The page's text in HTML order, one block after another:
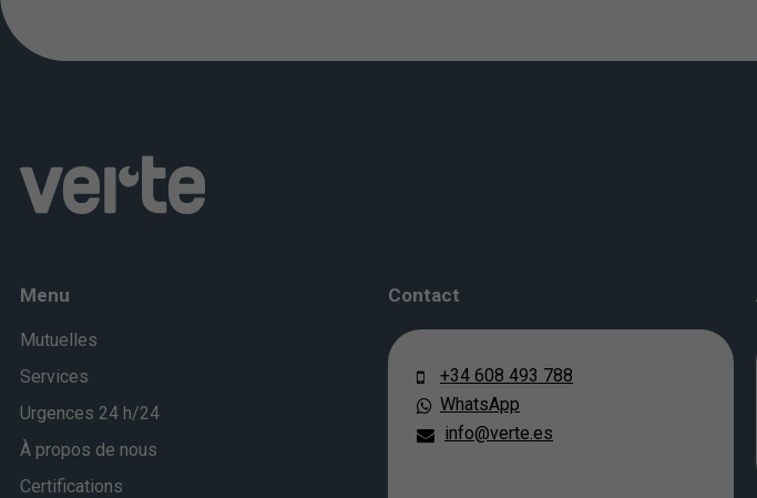
Menu
Mutuelles
Services
Urgences 24 h/24
À propos de nous
Certifications
Contact
+34 608 493 788
WhatsApp
info@verte.es